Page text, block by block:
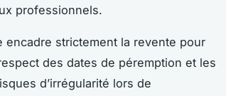
professionnels.
encadre strictement la revente pour
des dates de péremption et les
d’irrégularité lors de